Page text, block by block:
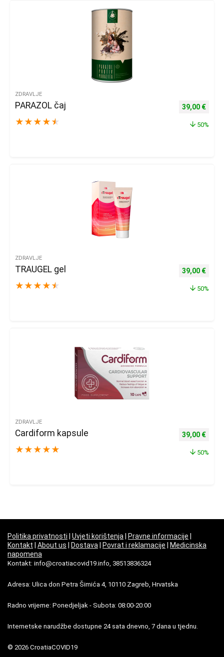
ZDRAVLJE
PARAZOL čaj
★ ★ ★ ★ ★
Izvorna
39,00 €
50%
ZDRAVLJE
TRAUGEL gel
★ ★ ★ ★ ★
Izvorna
39,00 €
50%
ZDRAVLJE
Cardiform kapsule
★ ★ ★ ★ ★
Izvorna
39,00 €
50%
Politika privatnosti | Uvjeti korištenja | Pravne informacije |
Kontakt | About us | Dostava | Povrat i reklamacije | Medicinska
napomena
Kontakt: info@croatiacovid19.info, 38513836324
Adresa: Ulica don Petra Šimića 4, 10110 Zagreb, Hrvatska
Radno vrijeme: Ponedjeljak - Subota: 08:00-20:00
Internetske narudžbe dostupne 24 sata dnevno, 7 dana u tjednu.
© 2026 CroatiaCOVID19